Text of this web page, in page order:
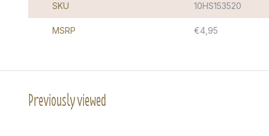
SKU 10HS153520
MSRP €4,95
Previously viewed